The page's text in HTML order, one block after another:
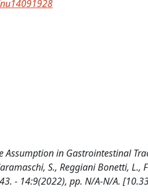
Assumption in Gastrointestinal
S., Reggiani Bonetti,
- 14:9(2022), pp. N/A-N/A.